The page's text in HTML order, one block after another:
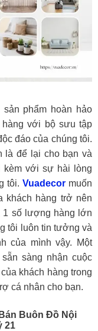
phẩm hoàn hảo
với bộ sưu tập
đáo của chúng tôi.
là để lại cho bạn và
kèm với sự hài lòng
tôi.Vuadecor muốn
khách hàng trở nên
1 số lượng hàng lớn
tôi luôn tin tưởng và
của mình vậy. Một
sàng nhận cuộc
khách hàng trong
cá nhân cho bạn.
Buôn Đồ Nội
21